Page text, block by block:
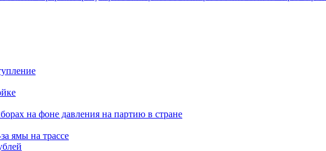
на фоне давления на партию в стране
ямы на трассе